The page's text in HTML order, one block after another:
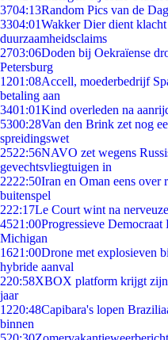
3704:13Random Pics van de
3304:01Wakker Dier dient
duurzaamheidsclaims
2703:06Doden bij Oekraïense
Petersburg
1201:08Accell, moederbedrijf
betaling aan
3401:01Kind overleden na
5300:28Van den Brink zet nog
spreidingswet
2522:56NAVO zet wegens
gevechtsvliegtuigen in
2222:50Iran en Oman eens over
buitenspel
222:17Le Court wint na
4521:00Progressieve
Michigan
1621:00Drone met explosieven
hybride aanval
220:58XBOX platform krijgt zijn
jaar
1220:48Capibara's lopen
binnen